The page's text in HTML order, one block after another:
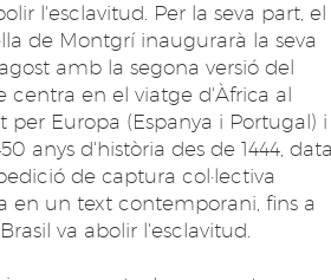
l'esclavitud. Per la seva part, el
de Montgrí inaugurarà la seva
amb la segona versió del
centra en el viatge d'Àfrica al
per Europa (Espanya i Portugal) i
anys d'història des de 1444,
de captura col·lectiva
en un text contemporani, fins a
va abolir l'esclavitud.